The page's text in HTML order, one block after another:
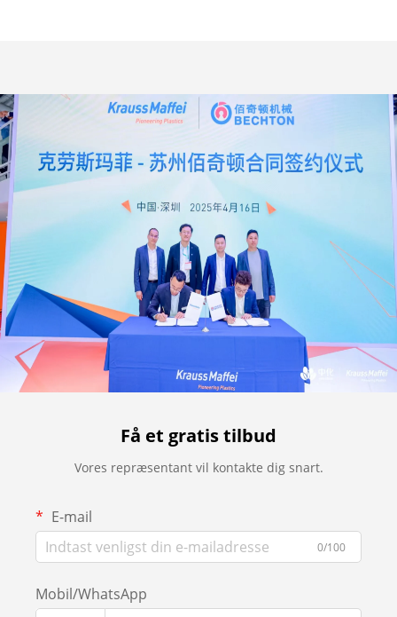
Få et gratis tilbud
Vores repræsentant vil kontakte dig snart.
E-mail
0/100
Mobil/WhatsApp